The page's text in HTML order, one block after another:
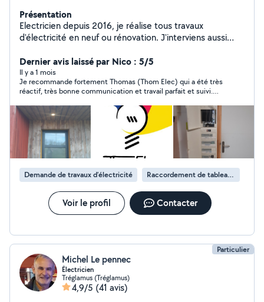
Présentation
Electricien depuis 2016, je réalise tous travaux
d'électricité en neuf ou rénovation. J'interviens aussi
Dernier avis laissé par Nico : 5/5
Il y a 1 mois
Je recommande fortement Thomas (Thom Elec) qui a été très
réactif, très bonne communication et travail parfait et suivi.
Demande de travaux d’électricité Raccordement de tableau électrique
Voir le profil Contacter
Particulier
Michel Le pennec
Électricien
Tréglamus (Tréglamus)
4,9/5 (41 avis)